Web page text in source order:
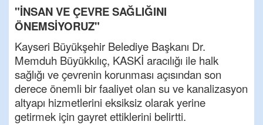
"İNSAN VE ÇEVRE SAĞLIĞINI
ÖNEMSİYORUZ"
Kayseri Büyükşehir Belediye Başkanı Dr.
Memduh Büyükkılıç, KASKİ aracılığı ile halk
sağlığı ve çevrenin korunması açısından son
derece önemli bir faaliyet olan su ve kanalizasyon
altyapı hizmetlerini eksiksiz olarak yerine
getirmek için gayret ettiklerini belirtti.